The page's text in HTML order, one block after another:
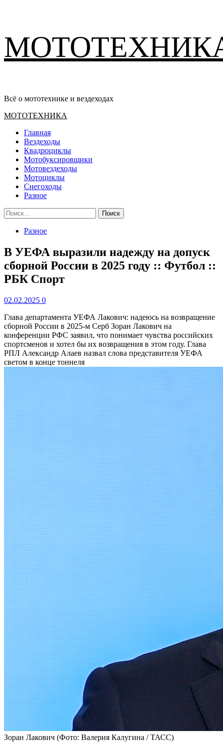
содержимому
Всё о мототехнике и вездеходах
Основное
МОТОТЕХНИКА
Главная
Вездеходы
Квадроциклы
Мотобуксировщики
Мотовездеходы
Мотоциклы
Снегоходы
Разное
Найти:
Разное
В УЕФА выразили надежду на допуск
сборной России в 2025 году :: Футбол ::
РБК Спорт
02.02.2025 0
Глава департамента УЕФА Лакович: надеюсь на возвращение
сборной России в 2025-м Серб Зоран Лакович на
конференции РФС заявил, что понимает чувства российских
спортсменов и хотел бы их возвращения в этом году. Глава
РПЛ Александр Алаев назвал слова представителя УЕФА
светом в конце тоннеля
Зоран Лакович (Фото: Валерия Калугина / ТАСС)